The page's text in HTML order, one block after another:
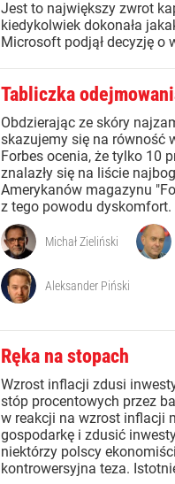
Jest to największy zwrot
kiedykolwiek dokonała
Microsoft podjął decyzję o
Tabliczka
Obdzierając ze skóry
skazujemy się na równość
Forbes ocenia, że tylko 10
znalazły się na liście
Amerykanów magazynu
z tego powodu dyskomfort.
Michał Zieliński
Aleksander Piński
Ręka na stopach
Wzrost inflacji zdusi
stóp procentowych przez
w reakcji na wzrost inflacji
gospodarkę i zdusić
niektórzy polscy
kontrowersyjna teza.